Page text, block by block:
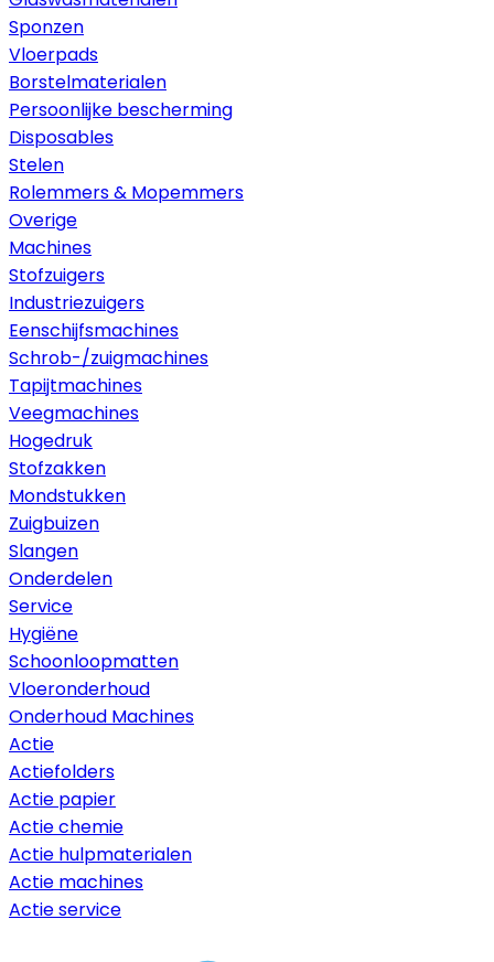
Sponzen
Vloerpads
Borstelmaterialen
Persoonlijke bescherming
Disposables
Stelen
Rolemmers & Mopemmers
Overige
Machines
Stofzuigers
Industriezuigers
Eenschijfsmachines
Schrob-/zuigmachines
Tapijtmachines
Veegmachines
Hogedruk
Stofzakken
Mondstukken
Zuigbuizen
Slangen
Onderdelen
Service
Hygiëne
Schoonloopmatten
Vloeronderhoud
Onderhoud Machines
Actie
Actiefolders
Actie papier
Actie chemie
Actie hulpmaterialen
Actie machines
Actie service